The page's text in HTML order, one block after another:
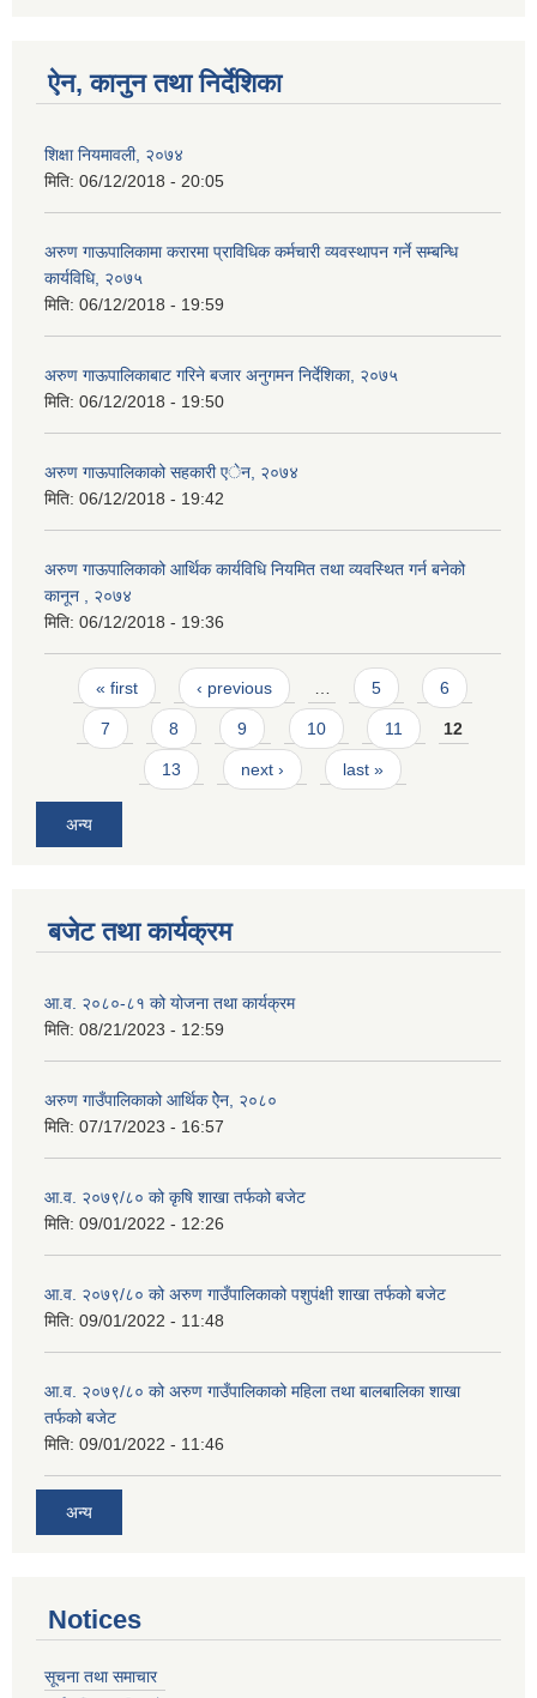
ऐन, कानुन तथा निर्देशिका
शिक्षा नियमावली, २०७४
मिति: 06/12/2018 - 20:05
अरुण गाऊपालिकामा करारमा प्राविधिक कर्मचारी व्यवस्थापन गर्ने सम्बन्धि
कार्यविधि, २०७५
मिति: 06/12/2018 - 19:59
अरुण गाऊपालिकाबाट गरिने बजार अनुगमन निर्देशिका, २०७५
मिति: 06/12/2018 - 19:50
अरुण गाऊपालिकाको सहकारी एेन, २०७४
मिति: 06/12/2018 - 19:42
अरुण गाऊपालिकाको आर्थिक कार्यविधि नियमित तथा व्यवस्थित गर्न बनेको
कानून , २०७४
मिति: 06/12/2018 - 19:36
Pages
« first ‹ previous 5 6
7 8 9 10 11 12
13 next › last »
अन्य
बजेट तथा कार्यक्रम
आ.व. २०८०-८१ को योजना तथा कार्यक्रम
मिति: 08/21/2023 - 12:59
अरुण गाउँपालिकाको आर्थिक ऐेन, २०८०
मिति: 07/17/2023 - 16:57
आ.व. २०७९/८० को कृषि शाखा तर्फको बजेट
मिति: 09/01/2022 - 12:26
आ.व. २०७९/८० को अरुण गाउँपालिकाको पशुपंक्षी शाखा तर्फको बजेट
मिति: 09/01/2022 - 11:48
आ.व. २०७९/८० को अरुण गाउँपालिकाको महिला तथा बालबालिका शाखा
तर्फको बजेट
मिति: 09/01/2022 - 11:46
अन्य
Notices
सूचना तथा समाचार